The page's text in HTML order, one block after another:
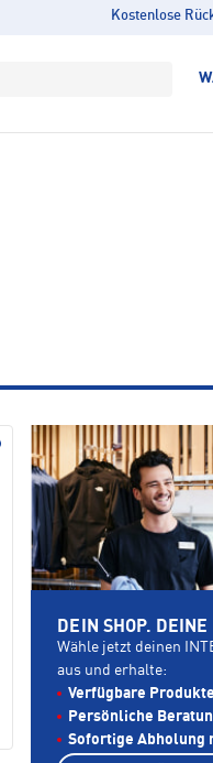
Kostenlose
DEIN SHOP. DEINE
Wähle jetzt deinen
aus und erhalte:
Verfügbare
Persönliche
Sofortige Abholung